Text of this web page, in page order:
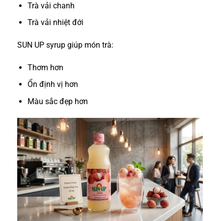
Trà vải chanh
Trà vải nhiệt đới
SUN UP syrup giúp món trà:
Thơm hơn
Ổn định vị hơn
Màu sắc đẹp hơn